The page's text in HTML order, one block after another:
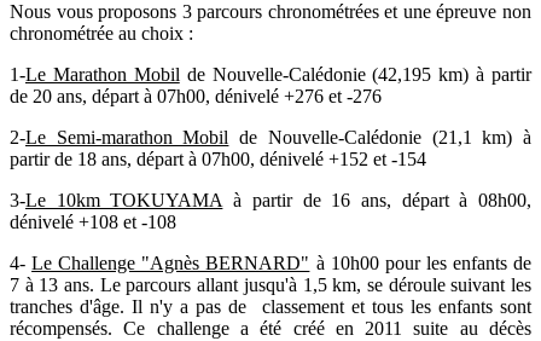
Nous vous proposons 3 parcours chronométrées et une épreuve non
chronométrée au choix :
1-Le Marathon Mobil de Nouvelle-Calédonie (42,195 km) à partir
de 20 ans, départ à 07h00, dénivelé +276 et -276
2-Le Semi-marathon Mobil de Nouvelle-Calédonie (21,1 km) à
partir de 18 ans, départ à 07h00, dénivelé +152 et -154
3-Le 10km TOKUYAMA à partir de 16 ans, départ à 08h00,
dénivelé +108 et -108
4-Le Challenge "Agnès BERNARD" à 10h00 pour les enfants de
7 à 13 ans. Le parcours allant jusqu'à 1,5 km, se déroule suivant les
tranches d'âge. Il n'y a pas de classement et tous les enfants sont
récompensés. Ce challenge a été créé en 2011 suite au décès